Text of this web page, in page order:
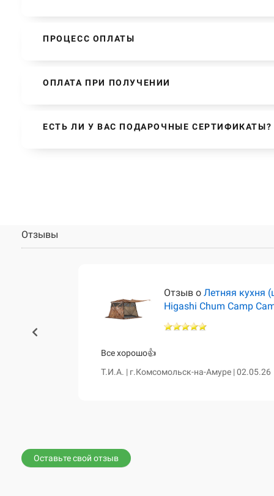
ПРОЦЕСС ОПЛАТЫ
ОПЛАТА ПРИ ПОЛУЧЕНИИ
ЕСТЬ ЛИ У ВАС ПОДАРОЧНЫЕ СЕРТИФИКАТЫ?
Отзывы
Отзыв о Летняя кухня
Higashi Chum Camp
Все хорошо👍
Т.И.А. | г.Комсомольск-на-Амуре | 02.05.26
Оставьте свой отзыв